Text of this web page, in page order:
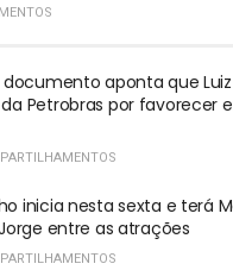
documento aponta que
Petrobras por favorecer
inicia nesta sexta e terá
entre as atrações